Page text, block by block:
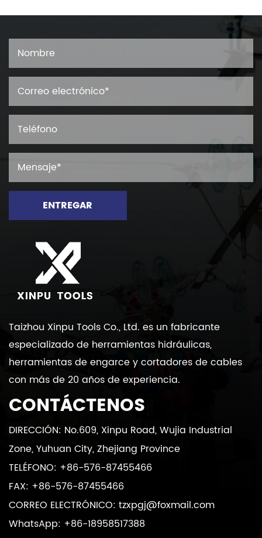
ENTREGAR
Taizhou Xinpu Tools Co., Ltd. es un fabricante
especializado de herramientas hidráulicas,
herramientas de engarce y cortadores de cables
con más de 20 años de experiencia.
CONTÁCTENOS
DIRECCIÓN: No.609, Xinpu Road, Wujia Industrial
Zone, Yuhuan City, Zhejiang Province
TELÉFONO: +86-576-87455466
FAX: +86-576-87455466
CORREO ELECTRÓNICO: tzxpgj@foxmail.com
WhatsApp: +86-18958517388